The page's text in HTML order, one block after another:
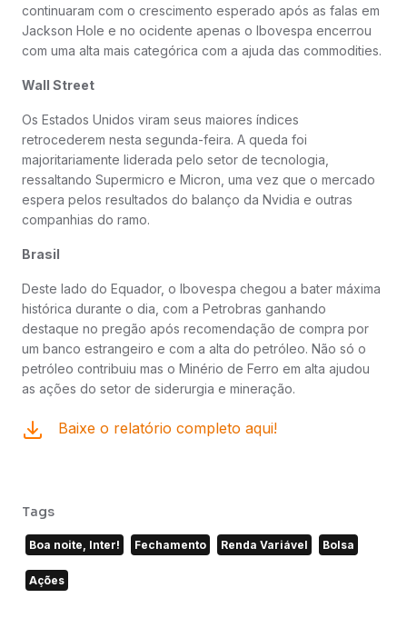
continuaram com o crescimento esperado após as falas em
Jackson Hole e no ocidente apenas o Ibovespa encerrou
com uma alta mais categórica com a ajuda das commodities.
Wall Street
Os Estados Unidos viram seus maiores índices
retrocederem nesta segunda-feira. A queda foi
majoritariamente liderada pelo setor de tecnologia,
ressaltando Supermicro e Micron, uma vez que o mercado
espera pelos resultados do balanço da Nvidia e outras
companhias do ramo.
Brasil
Deste lado do Equador, o Ibovespa chegou a bater máxima
histórica durante o dia, com a Petrobras ganhando
destaque no pregão após recomendação de compra por
um banco estrangeiro e com a alta do petróleo. Não só o
petróleo contribuiu mas o Minério de Ferro em alta ajudou
as ações do setor de siderurgia e mineração.
Baixe o relatório completo aqui!
Tags
Boa noite, Inter! Fechamento Renda Variável Bolsa
Ações